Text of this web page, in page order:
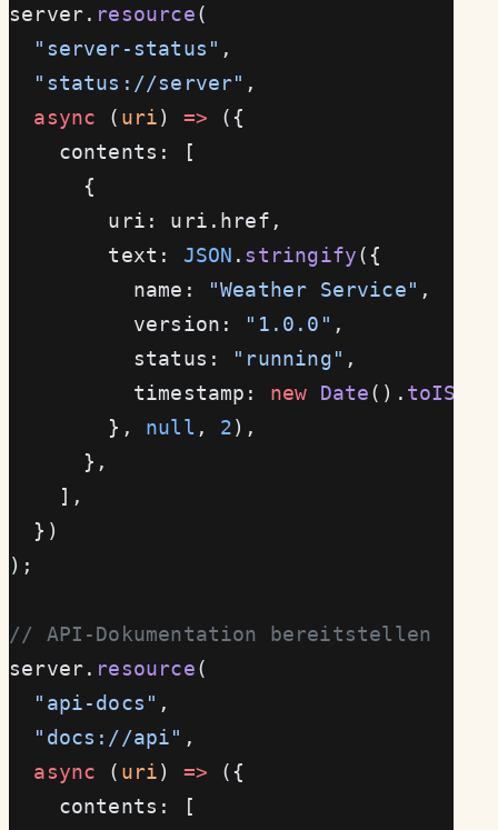
server. resource(
  "server-status"
,
  "status://server"
,
  async
( uri) => ({
    contents: [
      {
        uri: uri.href,
        text:
JSON . stringify({
          name:
"Weather Service" ,
          version:
"1.0.0" ,
          status:
"running" ,
          timestamp:
new Date().
        },
null , 2),
      },
    ],
  })
);
// API-Dokumentation bereitstellen
server. resource(
  "api-docs"
,
  "docs://api"
,
  async
( uri) => ({
    contents: [